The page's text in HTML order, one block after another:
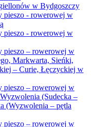
w Bydgoszczy
pieszo - rowerowej w
pieszo - rowerowej w
pieszo – rowerowej w
Markwarta, Sieńki,
– Curie, Łęczyckiej w
pieszo – rowerowej w
(Sudecka –
(Wyzwolenia – pętla
pieszo – rowerowej w